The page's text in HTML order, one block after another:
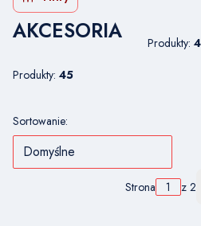
AKCESORIA Produkty:
Produkty: 45
Lista produktów
Sortowanie:
Domyślne
Strona z 2